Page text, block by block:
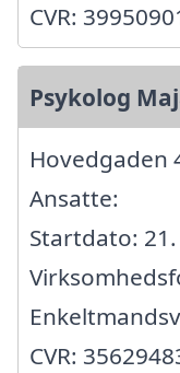
CVR:
Psykolog
Hovedgaden
Ansatte:
Startdato:
CVR: